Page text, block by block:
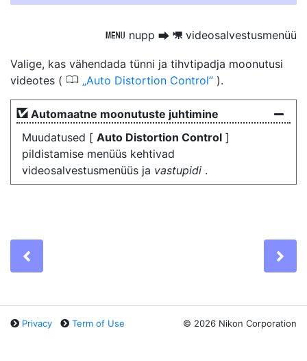
G nupp U 1 videosalvestusmenüü
Valige, kas vähendada tünni ja tihvtipadja moonutusi
videotes ( 0 Auto Distortion Control ).
Automaatne moonutuste juhtimine
Muudatused [ Auto Distortion Control ]
pildistamise menüüs kehtivad
videosalvestusmenüüs ja vastupidi .
Privacy Term of Use © 2026 Nikon Corporation